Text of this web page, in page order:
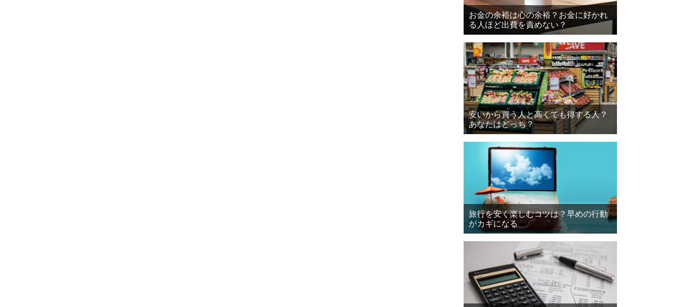
お金の余裕は心の余裕？お金に好かれ
る人ほど出費を責めない？
安いから買う人と高くても得する人？
あなたはどっち？
旅行を安く楽しむコツは？早めの行動
がカギになる